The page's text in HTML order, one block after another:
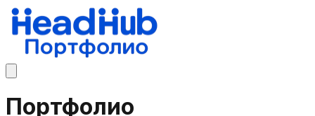
Портфолио